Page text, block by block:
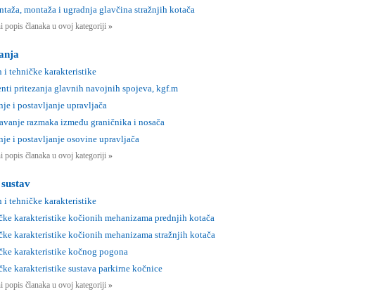
montaža i ugradnja glavčina stražnjih kotača
popis članaka u ovoj kategoriji »
i tehničke karakteristike
pritezanja glavnih navojnih spojeva, kgf.m
i postavljanje upravljača
razmaka između graničnika i nosača
i postavljanje osovine upravljača
popis članaka u ovoj kategoriji »
i tehničke karakteristike
karakteristike kočionih mehanizama prednjih kotača
karakteristike kočionih mehanizama stražnjih kotača
karakteristike kočnog pogona
karakteristike sustava parkirne kočnice
popis članaka u ovoj kategoriji »